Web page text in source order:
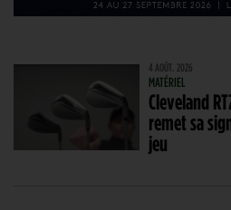
4 AOÛT. 2026
MATÉRIEL
Cleveland
remet sa
jeu